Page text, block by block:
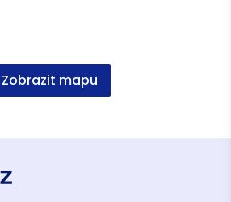
Zobrazit mapu